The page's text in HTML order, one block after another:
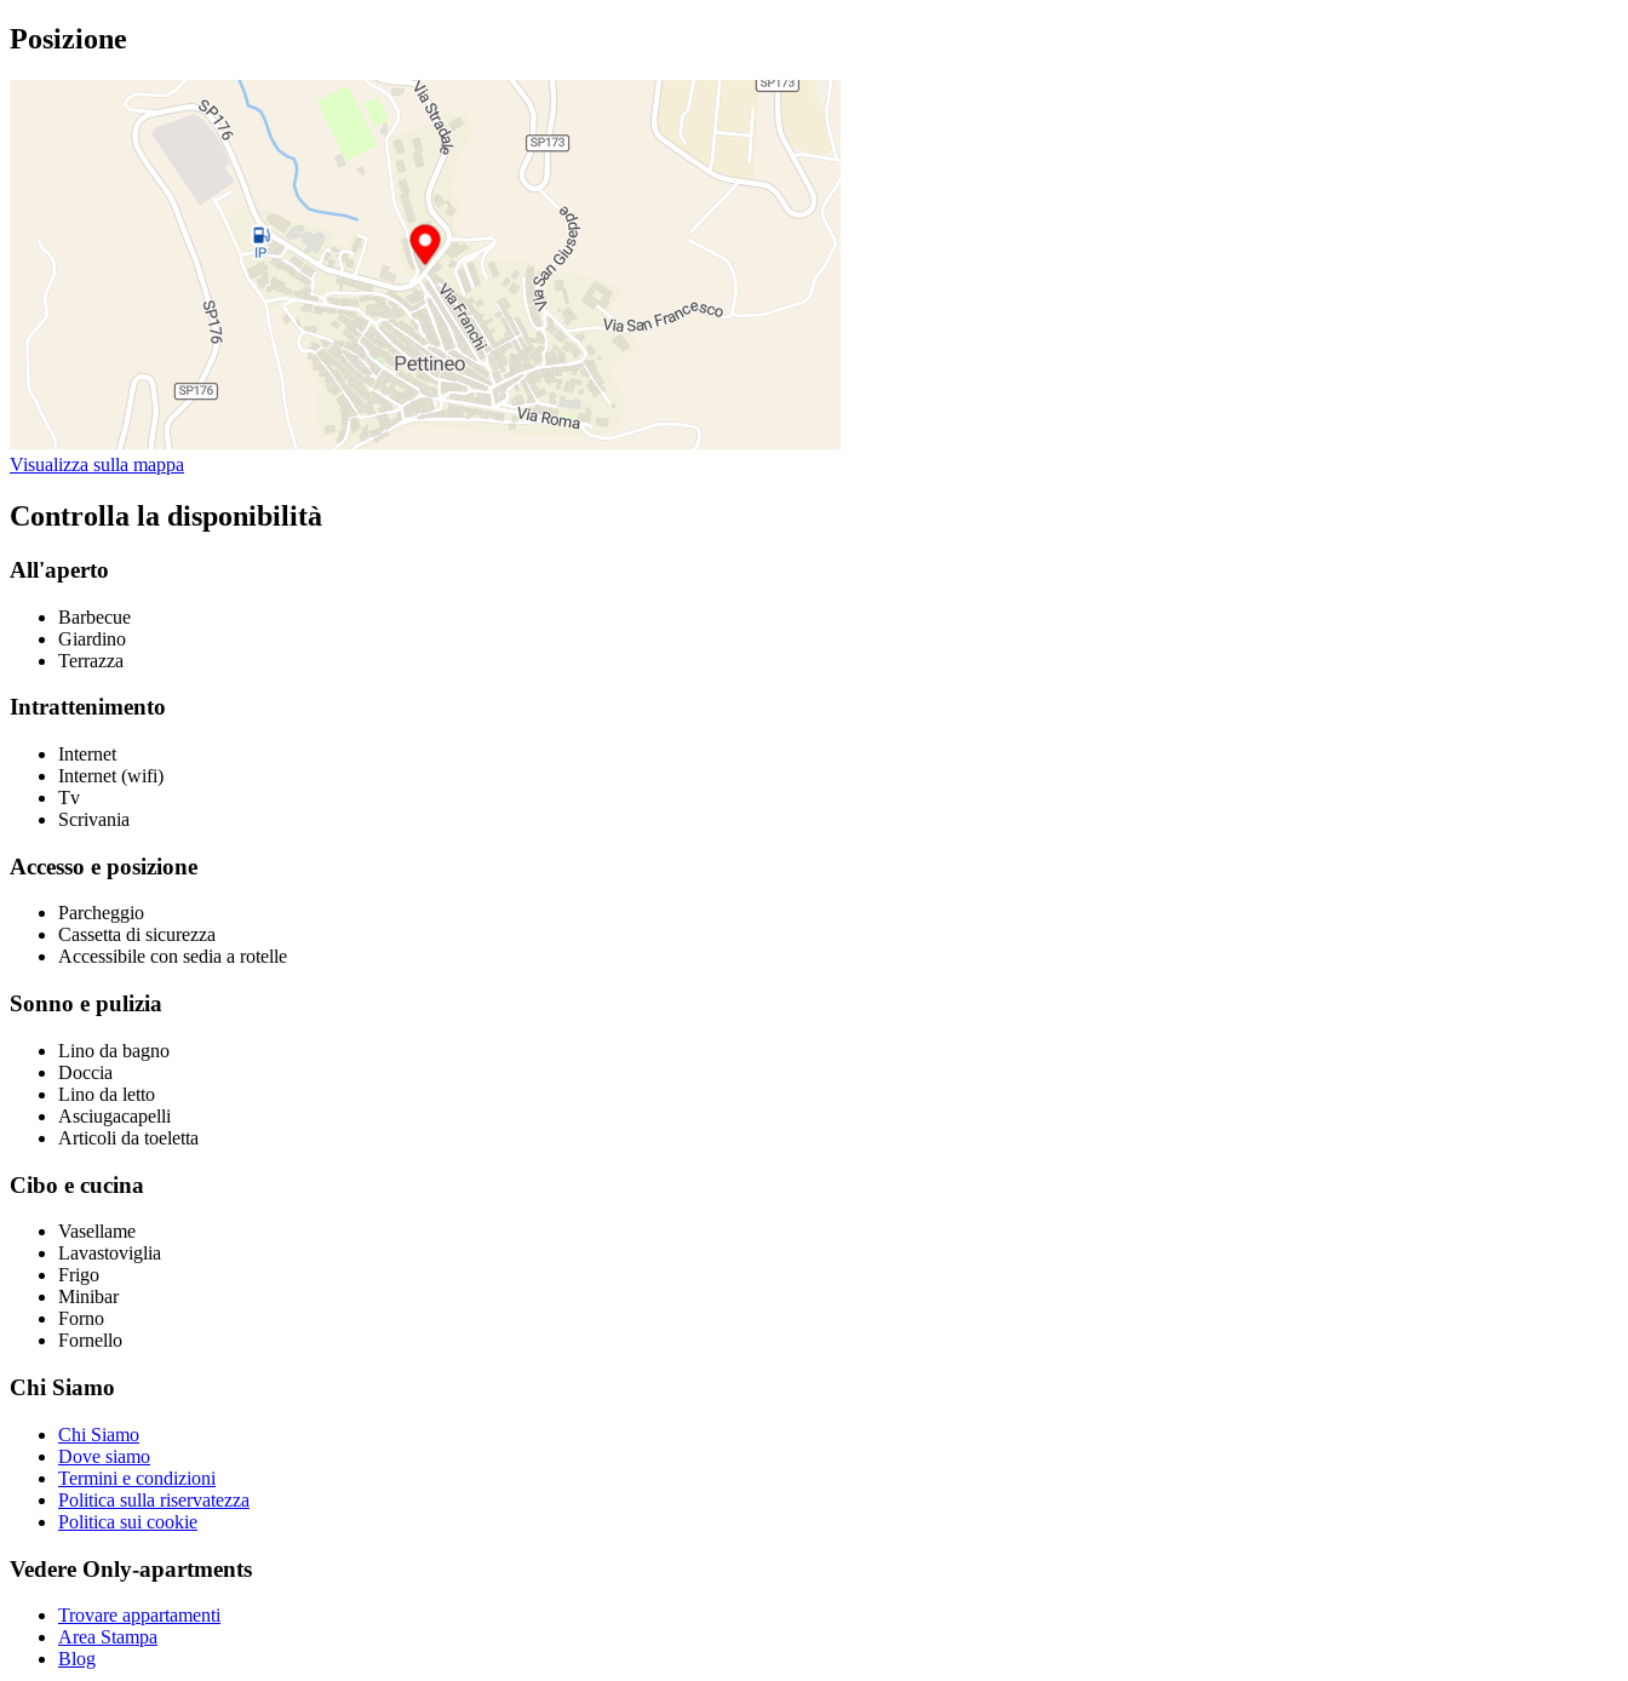
Posizione
Visualizza sulla mappa
Controlla la disponibilità
All'aperto
Barbecue
Giardino
Terrazza
Intrattenimento
Internet
Internet (wifi)
Tv
Scrivania
Accesso e posizione
Parcheggio
Cassetta di sicurezza
Accessibile con sedia a rotelle
Sonno e pulizia
Lino da bagno
Doccia
Lino da letto
Asciugacapelli
Articoli da toeletta
Cibo e cucina
Vasellame
Lavastoviglia
Frigo
Minibar
Forno
Fornello
Chi Siamo
Chi Siamo
Dove siamo
Termini e condizioni
Politica sulla riservatezza
Politica sui cookie
Vedere Only-apartments
Trovare appartamenti
Area Stampa
Blog